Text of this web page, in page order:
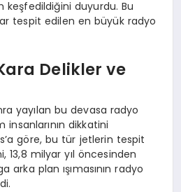
keşfedildiğini duyurdu. Bu
tespit edilen en büyük radyo
Delikler ve
yayılan bu devasa radyo
dikkatini
göre, bu tür jetlerin tespit
13,8 milyar yıl öncesinden
arka plan ışımasının radyo